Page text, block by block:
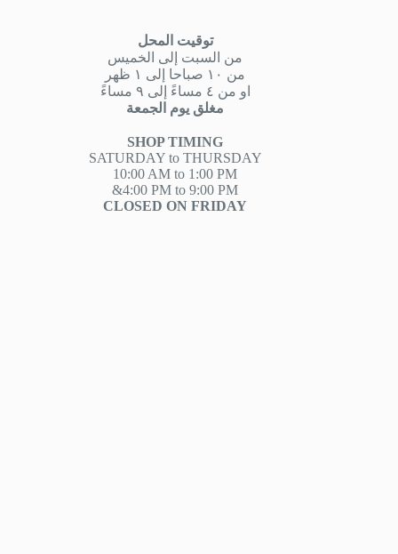
توقيت المحل
من السبت إلى الخميس
من ١٠ صباحا إلى ١ ظهر
او من ٤ مساءً إلى ٩ مساءً
مغلق يوم الجمعة
SHOP TIMING
SATURDAY to THURSDAY
10:00 AM to 1:00 PM
&4:00 PM to 9:00 PM
CLOSED ON FRIDAY